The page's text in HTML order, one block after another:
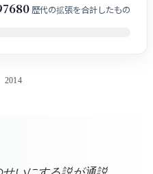
歴代の拡張を合計したもの
2014